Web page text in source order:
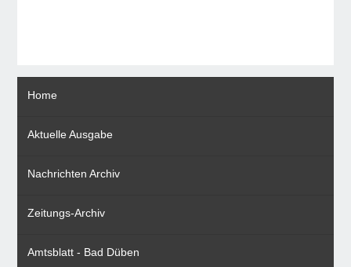
Home
Aktuelle Ausgabe
Nachrichten Archiv
Zeitungs-Archiv
Amtsblatt - Bad Düben